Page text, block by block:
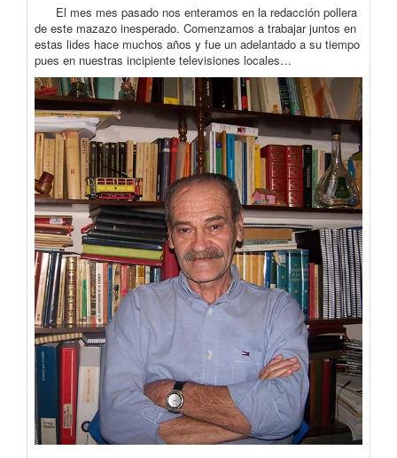
El mes mes pasado nos enteramos en la redacción pollera
de este mazazo inesperado. Comenzamos a trabajar juntos en
estas lides hace muchos años y fue un adelantado a su tiempo
pues en nuestras incipiente televisiones locales…